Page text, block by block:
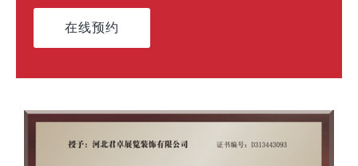
在线预约